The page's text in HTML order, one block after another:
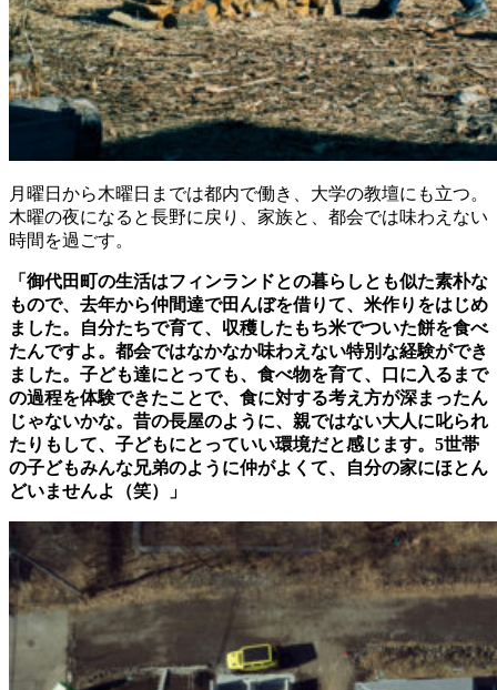
月曜日から木曜日までは都内で働き、大学の教壇にも立つ。
木曜の夜になると長野に戻り、家族と、都会では味わえない
時間を過ごす。
「御代田町の生活はフィンランドとの暮らしとも似た素朴な
もので、去年から仲間達で田んぼを借りて、米作りをはじめ
ました。自分たちで育て、収穫したもち米でついた餅を食べ
たんですよ。都会ではなかなか味わえない特別な経験ができ
ました。子ども達にとっても、食べ物を育て、口に入るまで
の過程を体験できたことで、食に対する考え方が深まったん
じゃないかな。昔の長屋のように、親ではない大人に叱られ
たりもして、子どもにとっていい環境だと感じます。5世帯
の子どもみんな兄弟のように仲がよくて、自分の家にほとん
どいませんよ（笑）」